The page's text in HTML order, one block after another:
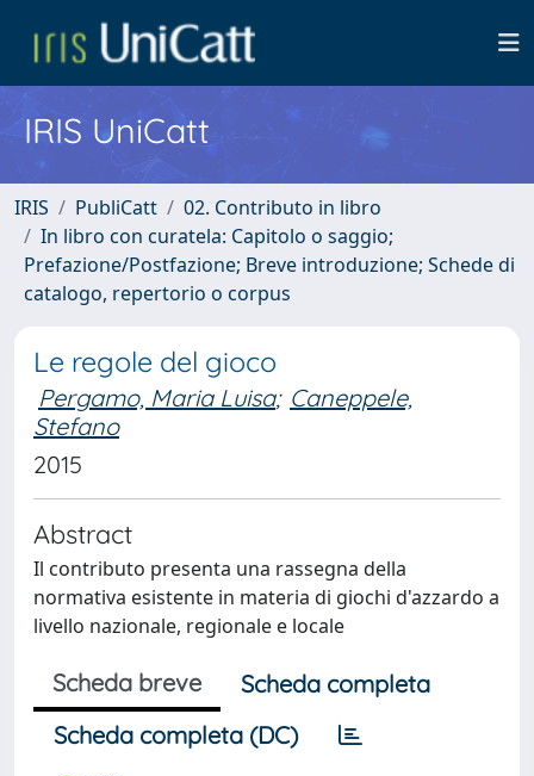
IRIS UniCatt
IRIS PubliCatt
02. Contributo in libro
In libro con curatela: Capitolo o saggio;
Prefazione/Postfazione; Breve introduzione; Schede di
catalogo, repertorio o corpus
Le regole del gioco
Pergamo, Maria Luisa; Caneppele,
Stefano
2015
Abstract
Il contributo presenta una rassegna della
normativa esistente in materia di giochi d'azzardo a
livello nazionale, regionale e locale
Scheda breve
Scheda completa
Scheda completa (DC)